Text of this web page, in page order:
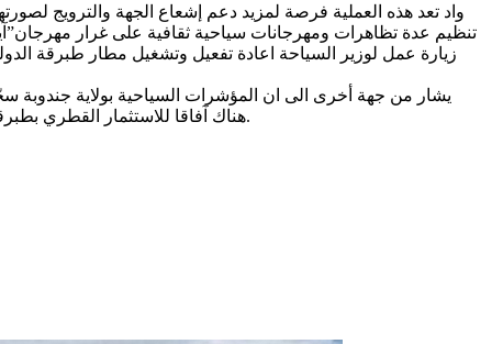
واد تعد هذه العملية فرصة لمزيد دعم إشعاع الجهة والترويج
تنظيم عدة تظاهرات ومهرجانات سياحية ثقافية على غرار
زيارة عمل لوزير السياحة اعادة تفعيل وتشغيل مطار طبرقة
هناك آفاقا للاستثمار القطري بطبرقة اذ من المنتظر ان تتجاوز نوايا الاستثمار 1 مليار دينار، مع موفى سنة 2025 بما يعكس عودة ثقة أصحاب رؤوس الأموال في الوجهة التونسية.